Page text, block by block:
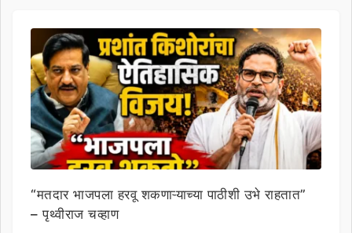
“मतदार भाजपला हरवू शकणाऱ्याच्या पाठीशी उभे राहतात”
– पृथ्वीराज चव्हाण